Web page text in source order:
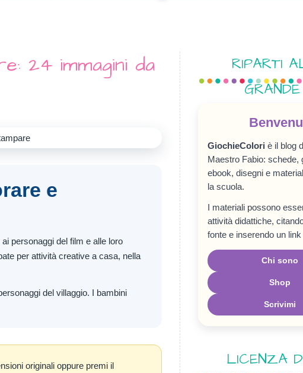
24 immagini da
e
ai personaggi del film e alle loro
per attività creative a casa, nella
del villaggio. I bambini
originali oppure premi il
RIPARTI
GiochieColori è il blog
Maestro Fabio: schede,
ebook, disegni e
la scuola.
I materiali possono
attività didattiche,
fonte e inserendo un link
Chi sono
Shop
Scrivimi
LICENZA